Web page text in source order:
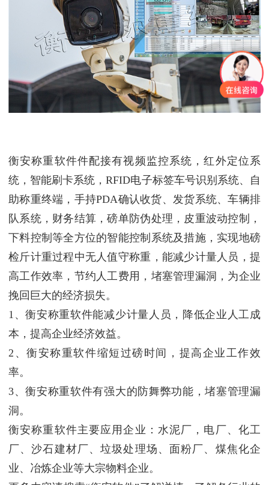
衡安称重软件件配接有视频监控系统，红外定位系
统，智能刷卡系统，RFID电子标签车号识别系统、自
助称重终端，手持PDA确认收货、发货系统、车辆排
队系统，财务结算，磅单防伪处理，皮重波动控制，
下料控制等全方位的智能控制系统及措施，实现地磅
检斤计重过程中无人值守称重，能减少计量人员，提
高工作效率，节约人工费用，堵塞管理漏洞，为企业
挽回巨大的经济损失。
1、衡安称重软件能减少计量人员，降低企业人工成
本，提高企业经济效益。
2、衡安称重软件缩短过磅时间，提高企业工作效
率。
3、衡安称重软件有强大的防舞弊功能，堵塞管理漏
洞。
衡安称重软件主要应用企业：水泥厂，电厂、化工
厂、沙石建材厂、垃圾处理场、面粉厂、煤焦化企
业、冶炼企业等大宗物料企业。